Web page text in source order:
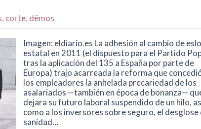
, corte, dêmos
Imagen: eldiario.es La adhesión al cambio de
estatal en 2011 (el dispuesto para el Partido
tras la aplicación del 135 a España por parte de
Europa) trajo acarreada la reforma que
los empleadores la anhelada precariedad de los
asalariados —también en época de bonanza—
dejara su futuro laboral suspendido de un hilo,
como a los inversores sobre seguro, el desglose
sanidad…